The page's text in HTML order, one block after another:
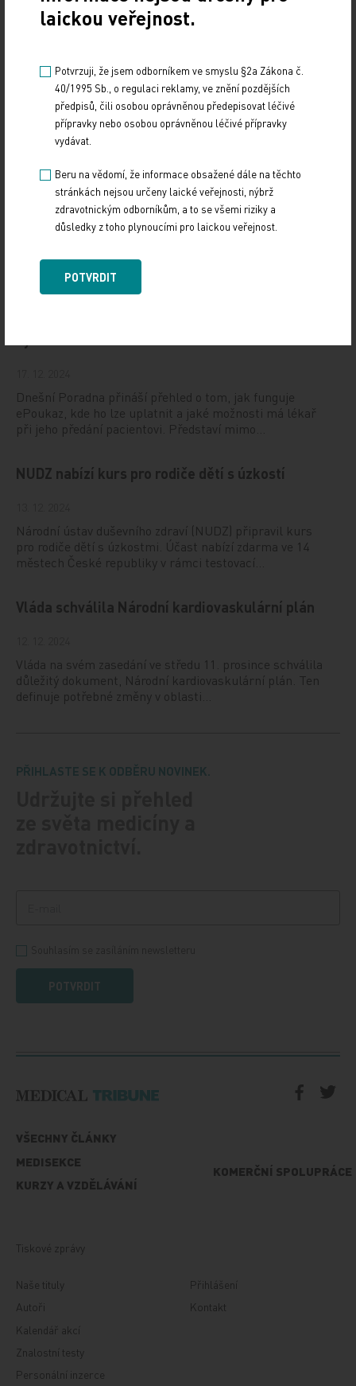
Doporučené
19. světový kongres Controversies in Neurology
(CONy)
19. světový kongres Controversies in Neurology (CONy)
se bude konat v termínu 20.–22. března 2025 v Praze.
Dnešní Poradna přináší přehled o tom, jak funguje
ePoukaz, kde ho lze uplatnit a jaké možnosti má lékař
při jeho předání pacientovi. Představí mimo…
NUDZ nabízí kurs pro rodiče dětí s úzkostí
Národní ústav duševního zdraví (NUDZ) připravil kurs
pro rodiče dětí s úzkostmi. Účast nabízí zdarma ve 14
městech České republiky v rámci testovací…
Vláda schválila Národní kardiovaskulární plán
Vláda na svém zasedání ve středu 11. prosince schválila
důležitý dokument, Národní kardiovaskulární plán. Ten
definuje potřebné změny v oblasti…
PŘIHLASTE SE K ODBĚRU NOVINEK.
POTVRDIT
VŠECHNY ČLÁNKY
MEDISEKCE
KURZY A VZDĚLÁVÁNÍ
KOMERČNÍ SPOLUPRÁCE
Tiskové zprávy
Naše tituly
Autoři
Kalendář akcí
Znalostní testy
Personální inzerce
Přihlášení
Kontakt
laickou veřejnost.
Potvrzuji, že jsem odborníkem ve smyslu §2a Zákona č.
40/1995 Sb., o regulaci reklamy, ve znění pozdějších
předpisů, čili osobou oprávněnou předepisovat léčivé
přípravky nebo osobou oprávněnou léčivé přípravky
vydávat.
Beru na vědomí, že informace obsažené dále na těchto
stránkách nejsou určeny laické veřejnosti, nýbrž
zdravotnickým odborníkům, a to se všemi riziky a
důsledky z toho plynoucími pro laickou veřejnost.
POTVRDIT